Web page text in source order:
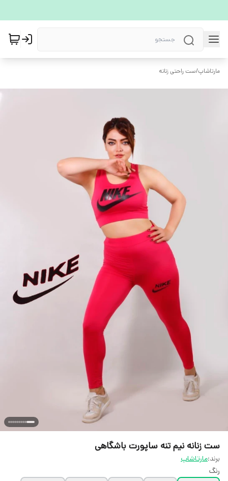
مارتاشاپ/ست راحتی زنانه
ست زنانه نیم تنه ساپورت باشگاهی
برند:مارتاشاپ
رنگ